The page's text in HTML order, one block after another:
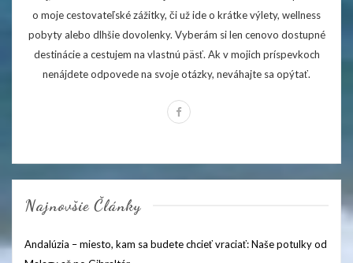
o moje cestovateľské zážitky, či už ide o krátke výlety, wellness
pobyty alebo dlhšie dovolenky. Vyberám si len cenovo dostupné
destinácie a cestujem na vlastnú päsť. Ak v mojich príspevkoch
nenájdete odpovede na svoje otázky, neváhajte sa opýtať.
Najnovšie Články
Andalúzia – miesto, kam sa budete chcieť vraciať: Naše potulky od